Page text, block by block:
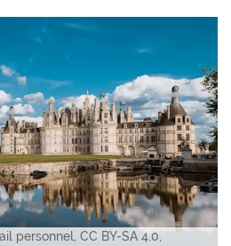
personnel, CC BY-SA 4.0,